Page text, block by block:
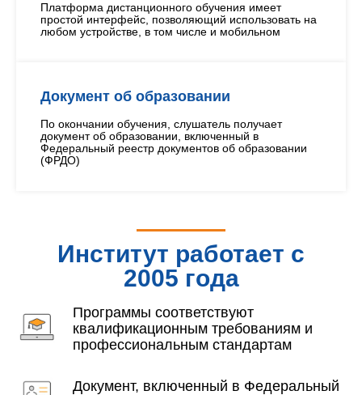
Платформа дистанционного обучения имеет
простой интерфейс, позволяющий использовать на
любом устройстве, в том числе и мобильном
Документ об образовании
По окончании обучения, слушатель получает
документ об образовании, включенный в
Федеральный реестр документов об образовании
(ФРДО)
Институт работает с
2005 года
Программы соответствуют
квалификационным требованиям и
профессиональным стандартам
Документ, включенный в Федеральный